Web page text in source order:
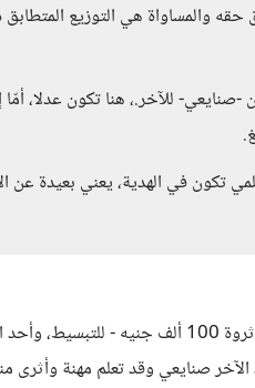
والمساواة هي التوزيع المتطابق
للآخر.، هنا تكون عدلا، أمّا
في الهدية، يعني بعيدة عن
أحياناً المساواة تكون هي العدل، لنفترض عائلة تملك
والولد الآخر صنايعي وقد تعلم مهنة